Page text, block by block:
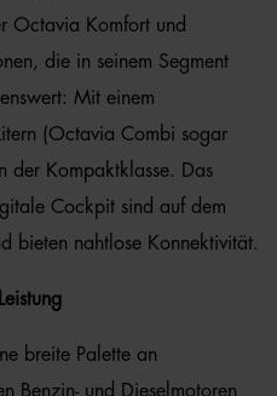
Octavia Komfort und
die in seinem Segment
Mit einem
(Octavia Combi sogar
der Kompaktklasse. Das
Cockpit sind auf dem
bieten nahtlose Konnektivität.
breite Palette an
Benzin- und Dieselmotoren